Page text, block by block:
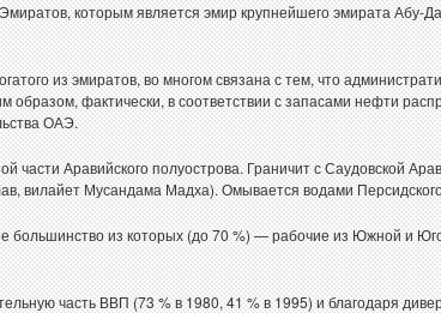
которым является эмир крупнейшего эмирата
из эмиратов, во многом связана с тем, что
образом, фактически, в соответствии с запасами нефти
ОАЭ.
части Аравийского полуострова. Граничит с Саудовской
вилайет Мусандама Мадха). Омывается водами
из которых (до 70 %) — рабочие из Южной и
часть ВВП (73 % в 1980, 41 % в 1995) и благодаря